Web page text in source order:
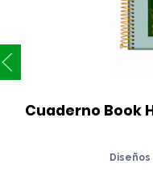
Cuaderno Book